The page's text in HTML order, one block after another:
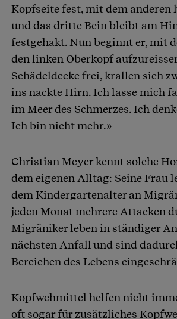
Kopfseite fest, mit dem anderen
und das dritte Bein bleibt am
festgehakt. Nun beginnt er, mit
den linken Oberkopf
Schädeldecke frei, krallen sich
ins nackte Hirn. Ich lasse mich
im Meer des Schmerzes. Ich
Ich bin nicht mehr.»
Christian Meyer kennt solche
dem eigenen Alltag: Seine Frau
dem Kindergartenalter an
jeden Monat mehrere Attacken
Migräniker leben in ständiger
nächsten Anfall und sind
Bereichen des Lebens
Kopfwehmittel helfen nicht
oft sogar für zusätzliches